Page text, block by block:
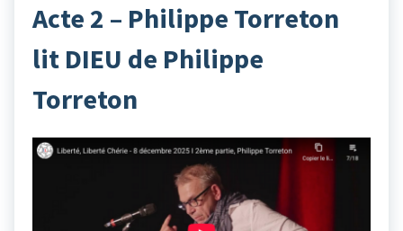
Acte 2 – Philippe Torreton
lit DIEU de Philippe
Torreton